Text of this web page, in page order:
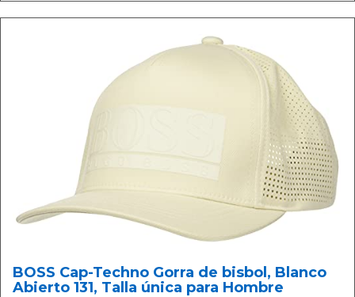
BOSS Cap-Techno Gorra de bisbol, Blanco
Abierto 131, Talla única para Hombre